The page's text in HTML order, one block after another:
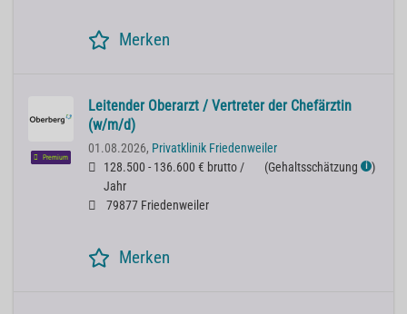
Merken
Premium
Leitender Oberarzt / Vertreter der Chefärztin
(w/m/d)
01.08.2026, Privatklinik Friedenweiler
128.500 - 136.600 € brutto /
Jahr
(Gehaltsschätzung ℹ )
79877 Friedenweiler
Merken